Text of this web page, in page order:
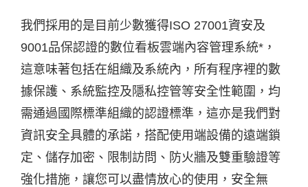
我們採用的是目前少數獲得ISO 27001資安及
9001品保認證的數位看板雲端內容管理系統*，
這意味著包括在組織及系統內，所有程序裡的數
據保護、系統監控及隱私控管等安全性範圍，均
需通過國際標準組織的認證標準，這亦是我們對
資訊安全具體的承諾，搭配使用端設備的遠端鎖
定、儲存加密、限制訪問、防火牆及雙重驗證等
強化措施，讓您可以盡情放心的使用，安全無